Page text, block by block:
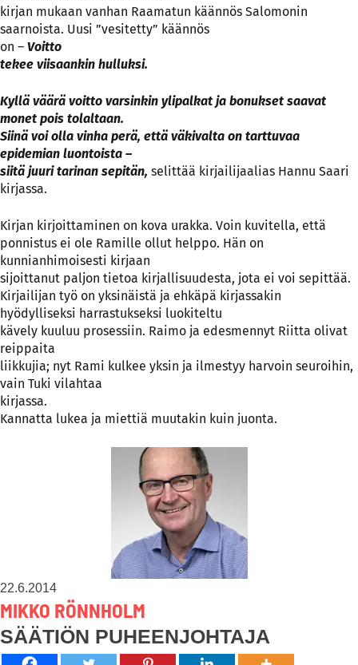
kirjan mukaan vanhan Raamatun käännös Salomonin
saarnoista. Uusi ”vesitetty” käännös
on – Voitto
tekee viisaankin hulluksi.
Kyllä väärä voitto varsinkin ylipalkat ja bonukset saavat
monet pois tolaltaan.
Siinä voi olla vinha perä, että väkivalta on tarttuvaa
epidemian luontoista –
siitä juuri tarinan sepitän, selittää kirjailijaalias Hannu Saari
kirjassa.
Kirjan kirjoittaminen on kova urakka. Voin kuvitella, että
ponnistus ei ole Ramille ollut helppo. Hän on
kunnianhimoisesti kirjaan
sijoittanut paljon tietoa kirjallisuudesta, jota ei voi sepittää.
Kirjailijan työ on yksinäistä ja ehkäpä kirjassakin
hyödylliseksi harrastukseksi luokiteltu
kävely kuuluu prosessiin. Raimo ja edesmennyt Riitta olivat
reippaita
liikkujia; nyt Rami kulkee yksin ja ilmestyy harvoin seuroihin,
vain Tuki vilahtaa
kirjassa.
Kannatta lukea ja miettiä muutakin kuin juonta.
22.6.2014
MIKKO RÖNNHOLM
SÄÄTIÖN PUHEENJOHTAJA